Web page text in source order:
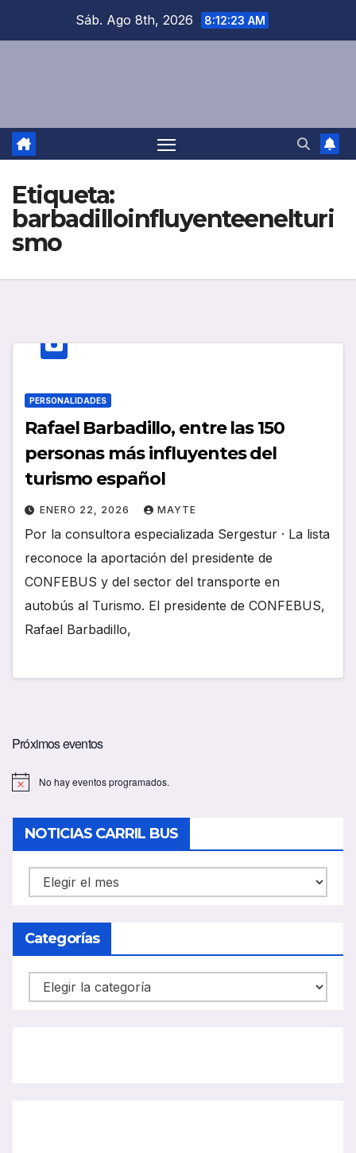
Sáb. Ago 8th, 2026 8:12:23 AM
Etiqueta:
barbadilloinfluyenteenelturi
smo
PERSONALIDADES
Rafael Barbadillo, entre las 150
personas más influyentes del
turismo español
ENERO 22, 2026 MAYTE
Por la consultora especializada Sergestur · La lista
reconoce la aportación del presidente de
CONFEBUS y del sector del transporte en
autobús al Turismo. El presidente de CONFEBUS,
Rafael Barbadillo,
Próximos eventos
No hay eventos programados.
NOTICIAS CARRIL BUS
NOTICIAS
CARRIL
BUS
Categorías
Categorías